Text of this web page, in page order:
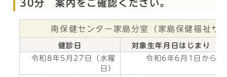
30分 案内をご確認ください。
南保健センター家島分室（家島保健福祉サ
健診日
対象生年月日はじまり
令和8年5月27日（水曜
日）
令和6年6月1日から